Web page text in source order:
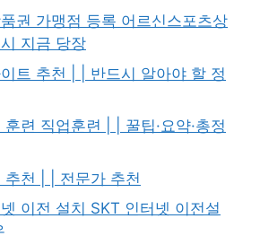
권 가맹점 등록 어르신스포츠상
지금 당장
트 추천 | | 반드시 알아야 할 정
련 직업훈련 | | 꿀팁·요약·총정
추천 | | 전문가 추천
이전 설치 SKT 인터넷 이전설